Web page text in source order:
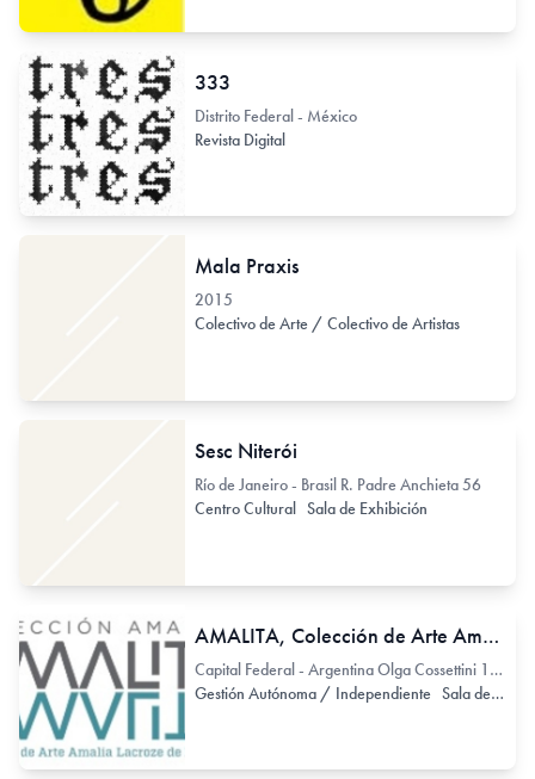
333
Distrito Federal - México
Revista Digital
Mala Praxis
2015
Colectivo de Arte / Colectivo de Artistas
Sesc Niterói
Río de Janeiro - Brasil R. Padre Anchieta 56
Centro Cultural Sala de Exhibición
AMALITA, Colección de Arte Amalia Lacroze de Fortabat
Capital Federal - Argentina Olga Cossettini 141
Gestión Autónoma / Independiente Sala de Exhibición